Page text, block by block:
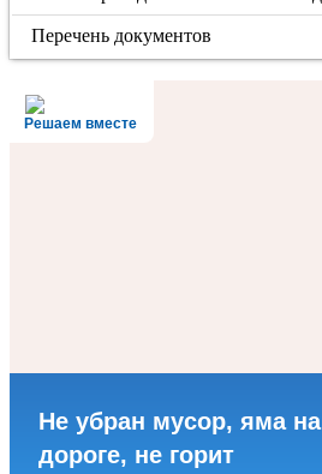
Перечень документов
Решаем вместе
Не убран мусор, яма на
дороге, не горит